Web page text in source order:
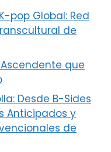
pop Global: Red
de
que
Desde B-Sides
Anticipados y
de